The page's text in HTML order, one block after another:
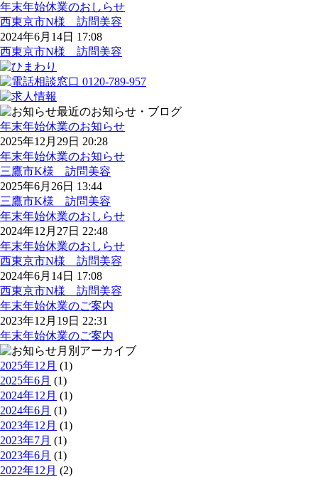
年末年始休業のおしらせ
西東京市N様 訪問美容
2024年6月14日 17:08
西東京市N様 訪問美容
最近のお知らせ・ブログ
年末年始休業のお知らせ
2025年12月29日 20:28
年末年始休業のお知らせ
三鷹市K様 訪問美容
2025年6月26日 13:44
三鷹市K様 訪問美容
年末年始休業のおしらせ
2024年12月27日 22:48
年末年始休業のおしらせ
西東京市N様 訪問美容
2024年6月14日 17:08
西東京市N様 訪問美容
年末年始休業のご案内
2023年12月19日 22:31
年末年始休業のご案内
月別アーカイブ
2025年12月 (1)
2025年6月 (1)
2024年12月 (1)
2024年6月 (1)
2023年12月 (1)
2023年7月 (1)
2023年6月 (1)
2022年12月 (2)